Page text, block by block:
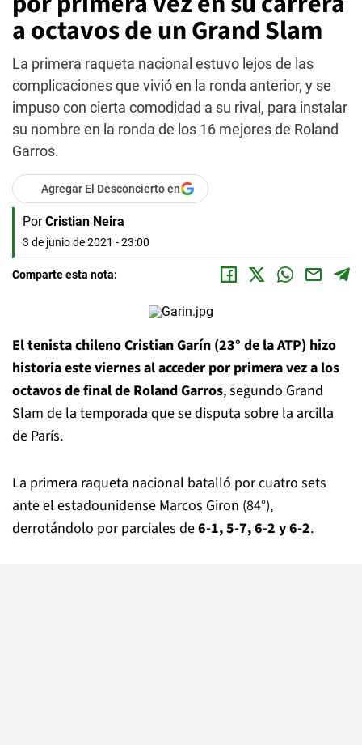
a octavos de un Grand Slam
La primera raqueta nacional estuvo lejos de las
complicaciones que vivió en la ronda anterior, y se
impuso con cierta comodidad a su rival, para instalar
su nombre en la ronda de los 16 mejores de Roland
Garros.
Agregar El Desconcierto en
Por Cristian Neira
3 de junio de 2021 - 23:00
Comparte esta nota:
El tenista chileno Cristian Garín (23° de la ATP) hizo
historia este viernes al acceder por primera vez a los
octavos de final de Roland Garros, segundo Grand
Slam de la temporada que se disputa sobre la arcilla
de París.
La primera raqueta nacional batalló por cuatro sets
ante el estadounidense Marcos Giron (84°),
derrotándolo por parciales de6-1, 5-7, 6-2 y 6-2.